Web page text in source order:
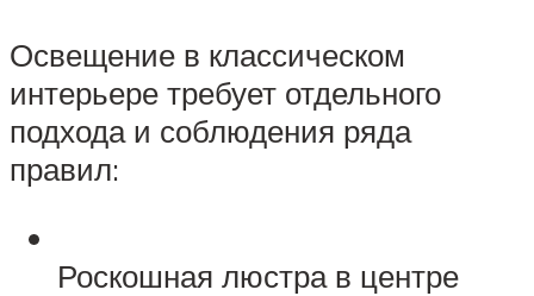
Освещение в классическом
интерьере требует отдельного
подхода и соблюдения ряда
правил:
Роскошная люстра в центре